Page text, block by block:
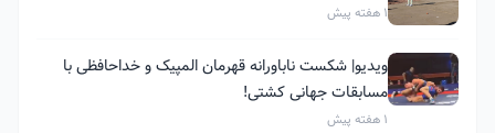
1 هفته پیش
ویدیو| شکست ناباورانه قهرمان المپیک و خداحافظی با
مسابقات جهانی کشتی!
1 هفته پیش